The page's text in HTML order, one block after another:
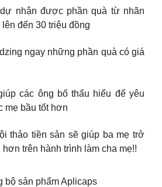
nhận được phần quà từ nhãn
đến 30 triệu đồng
ngay những phần quà có giá
các ông bố thấu hiểu để yêu
mẹ bầu tốt hơn
thảo tiền sản sẽ giúp ba mẹ trở
trên hành trình làm cha mẹ!!
bộ sản phẩm Aplicaps